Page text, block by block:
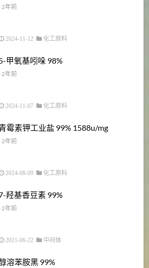
2年前
2024-11-12 化工原料
甲氧基吲哚 98%
2年前
2024-11-07 化工原料
霉素钾工业盐 99% 1588u/mg
2年前
2024-08-09 化工原料
羟基香豆素 99%
2年前
2021-06-22 中间体
溶苯胺黑 99%